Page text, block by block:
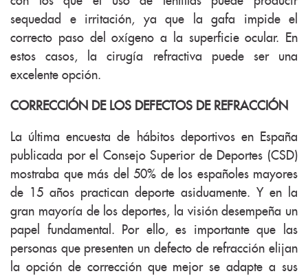
sequedad e irritación, ya que la gafa impide el
correcto paso del oxígeno a la superficie ocular. En
estos casos, la cirugía refractiva puede ser una
excelente opción.
CORRECCIÓN DE LOS DEFECTOS DE REFRACCIÓN
La última encuesta de hábitos deportivos en España
publicada por el Consejo Superior de Deportes (CSD)
mostraba que más del 50% de los españoles mayores
de 15 años practican deporte asiduamente. Y en la
gran mayoría de los deportes, la visión desempeña un
papel fundamental. Por ello, es importante que las
personas que presenten un defecto de refracción elijan
la opción de corrección que mejor se adapte a sus